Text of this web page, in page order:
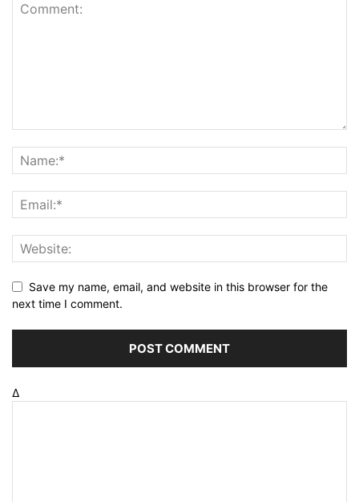
Save my name, email, and website in this browser for the
next time I comment.
Δ